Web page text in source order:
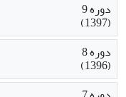
دوره 9
(1397)
دوره 8
(1396)